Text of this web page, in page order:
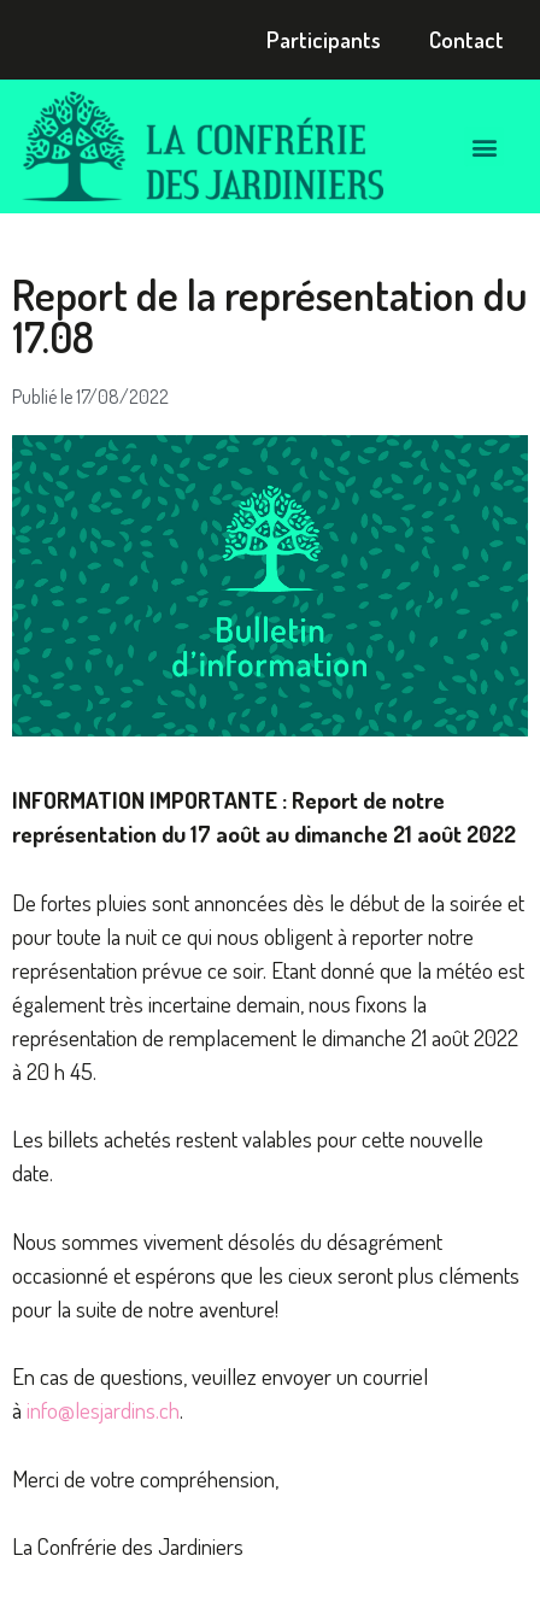
Participants Contact
Report de la représentation du
17.08
Publié le17/08/2022
INFORMATION IMPORTANTE : Report de notre
représentation du 17 août au dimanche 21 août 2022
De fortes pluies sont annoncées dès le début de la soirée et
pour toute la nuit ce qui nous obligent à reporter notre
représentation prévue ce soir. Etant donné que la météo est
également très incertaine demain, nous fixons la
représentation de remplacement le dimanche 21 août 2022
à 20 h 45.
Les billets achetés restent valables pour cette nouvelle
date.
Nous sommes vivement désolés du désagrément
occasionné et espérons que les cieux seront plus cléments
pour la suite de notre aventure!
En cas de questions, veuillez envoyer un courriel
à info@lesjardins.ch.
Merci de votre compréhension,
La Confrérie des Jardiniers